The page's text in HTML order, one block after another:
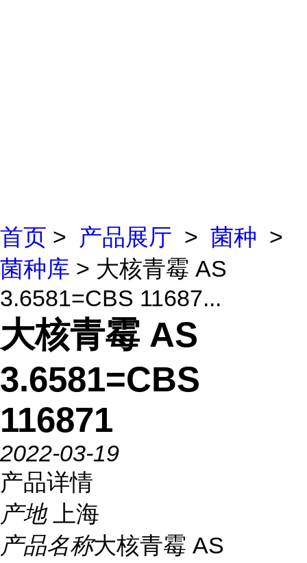
首页 > 产品展厅 > 菌种 >
菌种库 > 大核青霉 AS
3.6581=CBS 11687...
大核青霉 AS
3.6581=CBS
116871
2022-03-19
产品详情
产地
上海
产品名称大核青霉 AS